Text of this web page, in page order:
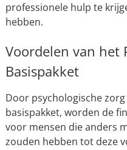
professionele hulp te
hebben.
Voordelen van het
Basispakket
Door psychologische
basispakket, worden de
voor mensen die anders
zouden hebben tot deze